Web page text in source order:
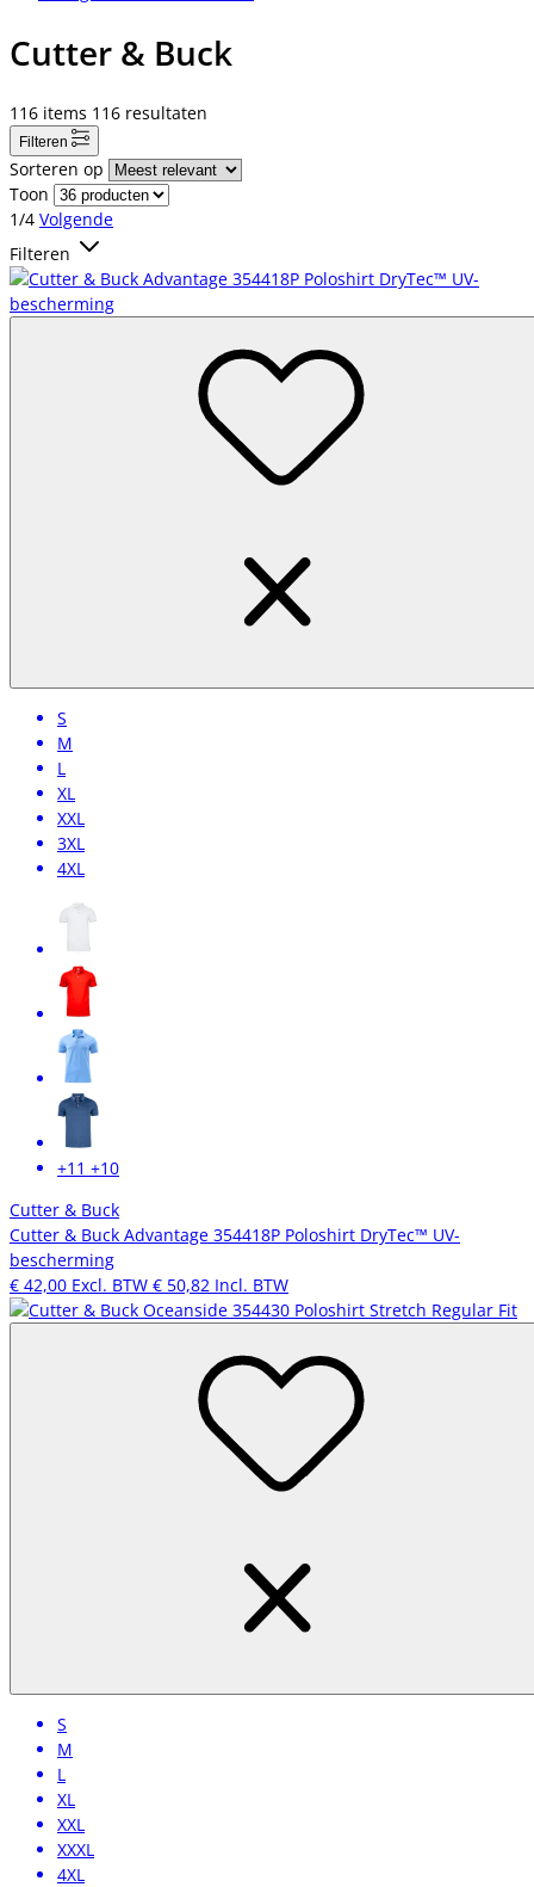
Cutter & Buck
116 items 116 resultaten
Filteren
Sorteren op
Toon
1/4 Volgende
Filteren
S
M
L
XL
XXL
3XL
4XL
+11 +10
Cutter & Buck
Cutter & Buck Advantage 354418P Poloshirt DryTec™ UV-
bescherming
€ 42,00 Excl. BTW € 50,82 Incl. BTW
S
M
L
XL
XXL
XXXL
4XL